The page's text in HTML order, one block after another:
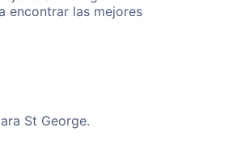
encontrar las mejores
St George.